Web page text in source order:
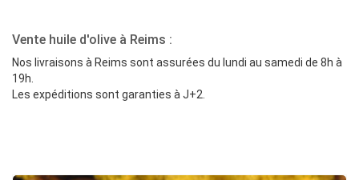
Vente huile d'olive à Reims :
Nos livraisons à Reims sont assurées du lundi au samedi de 8h à
19h.
Les expéditions sont garanties à J+2.